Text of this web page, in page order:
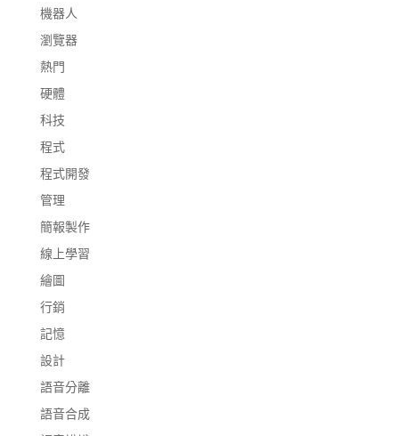
機器人
瀏覽器
熱門
硬體
科技
程式
程式開發
管理
簡報製作
線上學習
繪圖
行銷
記憶
設計
語音分離
語音合成